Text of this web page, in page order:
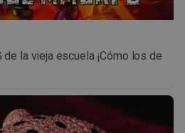
la vieja escuela ¡Cómo los de